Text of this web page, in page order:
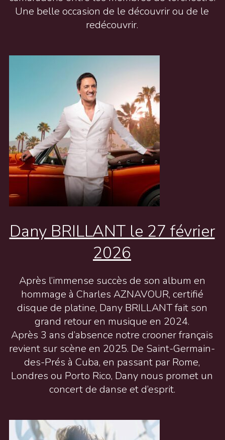
Une belle occasion de le découvrir ou de le
redécouvrir.
Dany BRILLANT le 27 février
2026
Après l’immense succès de son album en
hommage à Charles AZNAVOUR, certifié
disque de platine, Dany BRILLANT fait son
grand retour en musique en 2024.
Après 3 ans d’absence notre crooner français
revient sur scène en 2025. De Saint-Germain-
des-Prés à Cuba, en passant par Rome,
Londres ou Porto Rico, Dany nous promet un
concert de danse et d’esprit.